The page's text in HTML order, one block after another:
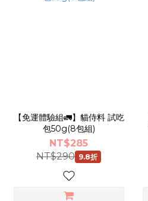
【免運體驗組🚛】貓侍料 試吃
包50g(8包組)
NT$285
NT$290 9.8折